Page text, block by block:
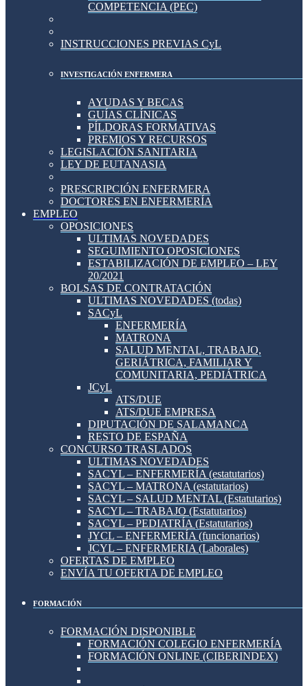
COMPETENCIA (PEC)
INSTRUCCIONES PREVIAS CyL
INVESTIGACIÓN ENFERMERA
AYUDAS Y BECAS
GUÍAS CLÍNICAS
PÍLDORAS FORMATIVAS
PREMIOS Y RECURSOS
LEGISLACIÓN SANITARIA
LEY DE EUTANASIA
PRESCRIPCIÓN ENFERMERA
DOCTORES EN ENFERMERÍA
EMPLEO
OPOSICIONES
ULTIMAS NOVEDADES
SEGUIMIENTO OPOSICIONES
ESTABILIZACIÓN DE EMPLEO – LEY
20/2021
BOLSAS DE CONTRATACIÓN
ULTIMAS NOVEDADES (todas)
SACyL
ENFERMERÍA
MATRONA
SALUD MENTAL, TRABAJO,
GERIÁTRICA, FAMILIAR Y
COMUNITARIA, PEDIÁTRICA
JCyL
ATS/DUE
ATS/DUE EMPRESA
DIPUTACIÓN DE SALAMANCA
RESTO DE ESPAÑA
CONCURSO TRASLADOS
ULTIMAS NOVEDADES
SACYL – ENFERMERÍA (estatutarios)
SACYL – MATRONA (estatutarios)
SACYL – SALUD MENTAL (Estatutarios)
SACYL – TRABAJO (Estatutarios)
SACYL – PEDIATRÍA (Estatutarios)
JYCL – ENFERMERÍA (funcionarios)
JCYL – ENFERMERIA (Laborales)
OFERTAS DE EMPLEO
ENVÍA TU OFERTA DE EMPLEO
FORMACIÓN
FORMACIÓN DISPONIBLE
FORMACIÓN COLEGIO ENFERMERÍA
FORMACIÓN ONLINE (CIBERINDEX)